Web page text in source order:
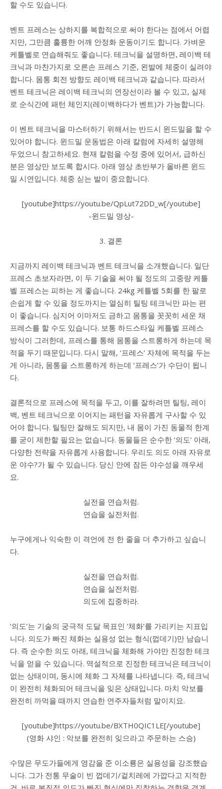
할 수도 있습니다.
벤트 프레스는 상하지를 복합적으로 써야 한다는 점에서 어렵
지만, 그만큼 훌륭한 어깨 안정화 운동이기도 합니다. 가벼운
케틀벨로 연습해줘도 좋습니다. 테크닉을 설명하면, 레이백 테
크닉과 마찬가지로 오른손 프레스 기준, 왼발에 체중이 실려야
합니다. 몸통 회전 방향도 레이백 테크닉과 같습니다. 따라서
벤트 테크닉은 레이백 테크닉의 연장선이라 볼 수 있고, 실제
로 순식간에 패턴 체인지(레이백하다가 벤트)가 가능합니다.
이 벤트 테크닉을 마스터하기 위해서는 반드시 윈드밀을 할 수
있어야 합니다. 윈드밀 운동법은 아래 칼럼에 자세히 설명해
두었으니 참고하세요. 현재 칼럼을 수정 중에 있어서, 급하신
분은 영상만 보도록 합시다. 아래 영상 초반부가 올바른 윈드
밀 시연입니다. 체중 싣는 발이 중요합니다.
[youtube]https://youtu.be/QpLut72DD_w[/youtube]
-윈드밀 영상-
3. 결론
지금까지 레이백 테크닉과 벤트 테크닉을 소개했습니다. 일단
프레스 초보자라면, 이 두 기술을 써야 될 정도의 고중량 케틀
벨 프레스는 피하는 게 좋습니다. 24kg 케틀벨 5회를 한 팔로
손쉽게 할 수 있을 정도까지는 열심히 틸팅 테크닉만 파는 편
이 좋습니다. 심지어 이마저도 금하고 몸통을 꼿꼿히 세운 채
프레스를 할 수도 있습니다. 보통 하드스타일 케틀벨 프레스
방식이 그러한데, 프레스를 통해 몸통을 스트롱하게 하는데 목
적을 두기 때문입니다. 다시 말해, ‘프레스’ 자체에 목적을 두는
게 아니라, 몸통을 스트롱하게 하는데 ‘프레스’가 수단이 됩니
다.
결론적으로 프레스에 목적을 두고, 이를 잘하려면 틸팅, 레이
백, 벤트 테크닉으로 이어지는 패턴을 자유롭게 구사할 수 있
어야 합니다. 틸팅만 잘해도 되지만, 내 몸이 가진 동물적 한계
를 굳이 제한할 필요는 없습니다. 동물들은 순수한 ‘의도’ 아래,
다양한 전략을 자유롭게 사용합니다. 우리도 의도 아래 자유로
운 야수?가 될 수 있습니다. 당신 안에 잠든 야수성을 깨우세
요.
실전을 연습처럼.
연습을 실전처럼.
누구에게나 익숙한 이 격언에 전 한 줄을 더 추가하고 싶습니
다.
실전을 연습처럼.
연습을 실전처럼.
의도에 집중하라.
‘의도’는 기술의 궁극적 도달 목표인 ‘체화’를 가리키는 지표입
니다. 의도가 빠진 체화는 실용성 없는 형식(껍데기)만 남습니
다. 즉 순수한 의도 아래, 테크닉을 체화해 가야만 진정한 테크
닉을 얻을 수 있습니다. 역설적으로 진정한 테크닉은 테크닉이
없는 상태이며, 동시에 체화 그 자체를 나타냅니다. 즉, 테크닉
이 완전히 체화되어 테크닉을 잊은 상태입니다. 마치 악보를
완전히 까먹을 때까지 연습한 연주자들처럼 말이지요.
[youtube]https://youtu.be/BXTH0QIC1LE[/youtube]
(영화 샤인 : 악보를 완전히 잊으라고 주문하는 스승)
수많은 무도가들에게 영감을 준 이소룡은 실용성을 강조했습
니다. 그가 전통 무술이 빈 껍데기/겉치레에 가깝다고 지적한